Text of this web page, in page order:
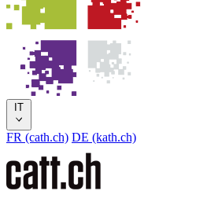
IT
FR (cath.ch) DE (kath.ch)